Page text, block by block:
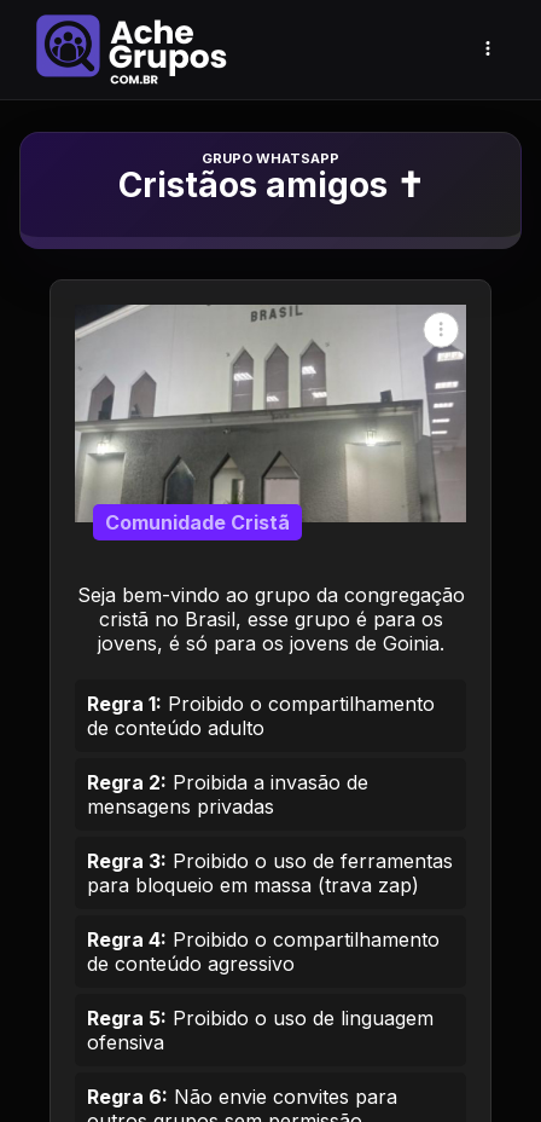
Grupo de Whatsapp
Cristãos amigos ✝️
Seja bem-vindo ao grupo da congregação
cristã no Brasil, esse grupo é para os
jovens, é só para os jovens de Goinia.
Comunidade Cristã
Regra 1: Proibido o compartilhamento
de conteúdo adulto
Regra 2: Proibida a invasão de
mensagens privadas
Regra 3: Proibido o uso de ferramentas
para bloqueio em massa (trava zap)
Regra 4: Proibido o compartilhamento
de conteúdo agressivo
Regra 5: Proibido o uso de linguagem
ofensiva
Regra 6: Não envie convites para